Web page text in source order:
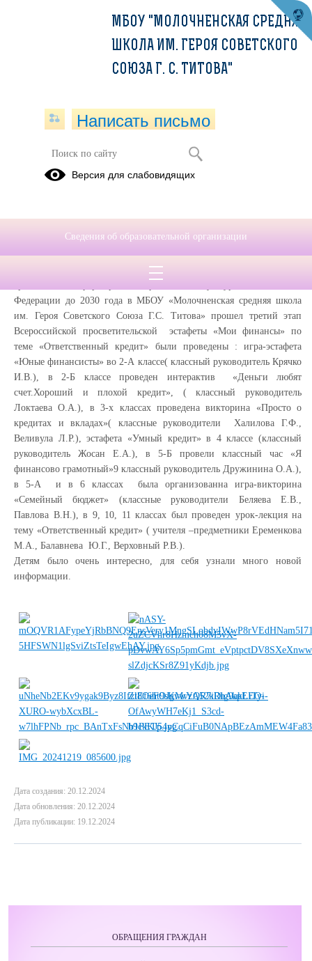
Третий этап Всероссийской
просветительской эстафеты «Мои
кредит»
В рамках реализации Стратегии повышения финансовой
Федерации до 2030 года в МБОУ «Молочненская средняя школа
им. Героя Советского Союза Г.С. Титова» прошел третий этап
Всероссийской просветительской эстафеты «Мои финансы» по
теме «Ответственный кредит» были проведены : игра-эстафета
«Юные финансисты» во 2-А классе( классный руководитель Крячко
И.В.), в 2-Б классе проведен интерактив «Деньги любят
счет.Хороший и плохой кредит», ( классный руководитель
Локтаева О.А.), в 3-х классах проведена викторина «Просто о
кредитах и вкладах»( классные руководители Халилова Г.Ф.,
Веливула Л.Р.), эстафета «Умный кредит» в 4 классе (классный
руководитель Жосан Е.А.), в 5-Б провели классный час «Я
финансово грамотный»9 классный руководитель Дружинина О.А.),
в 5-А и в 6 классах была организованна игра-викторина
«Семейный бюджет» (классные руководители Беляева Е.В.,
Павлова В.Н.), в 9, 10, 11 классах был проведен урок-лекция на
тему «Ответственный кредит» ( учителя –предметники Еременкова
М.А., Балавнева Ю.Г., Верховный Р.В.).
Детям было очень интересно, для себя узнали много новой
информации.
Дата создания: 20.12.2024
Дата обновления: 20.12.2024
Дата публикации: 19.12.2024
ОБРАЩЕНИЯ ГРАЖДАН
МБОУ "МОЛОЧНЕНСКАЯ СРЕДНЯЯ
ШКОЛА ИМ. ГЕРОЯ СОВЕТСКОГО
СОЮЗА Г. С. ТИТОВА"
Написать письмо
Версия для слабовидящих
Сведения об образовательной организации